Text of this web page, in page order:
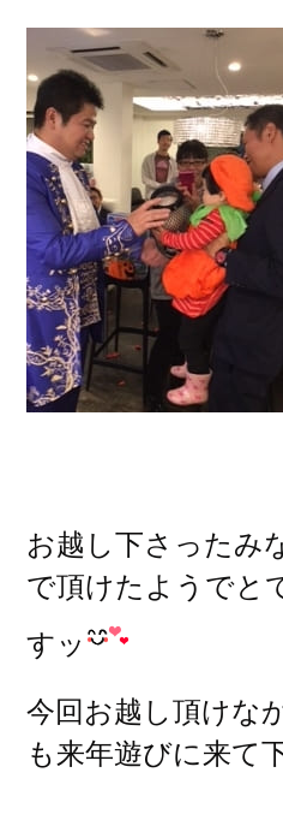
お越し下さったみ
で頂けたようでと
すッ
今回お越し頂けな
も来年遊びに来て